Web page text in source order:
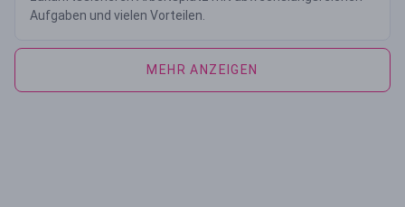
Aufgaben und vielen Vorteilen.
MEHR ANZEIGEN